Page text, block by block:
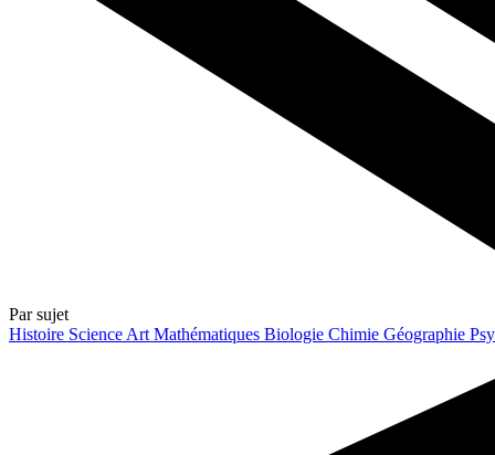
Par sujet
Histoire Science Art Mathématiques Biologie Chimie Géographie